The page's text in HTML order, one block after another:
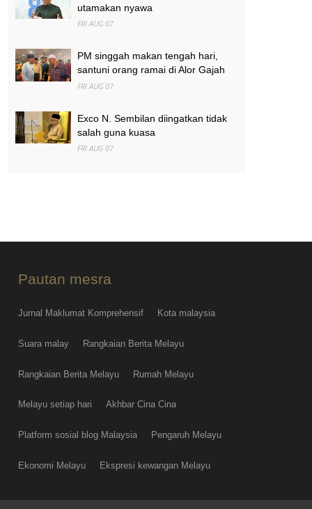
utamakan nyawa
FRI AUG 07
PM singgah makan tengah hari,
santuni orang ramai di Alor Gajah
FRI AUG 07
Exco N. Sembilan diingatkan tidak
salah guna kuasa
FRI AUG 07
Pautan mesra
Jurnal Maklumat Komprehensif Kota malaysia
Suara malay Rangkaian Berita Melayu
Rangkaian Berita Melayu Rumah Melayu
Melayu setiap hari Akhbar Cina Cina
Platform sosial blog Malaysia Pengaruh Melayu
Ekonomi Melayu Ekspresi kewangan Melayu